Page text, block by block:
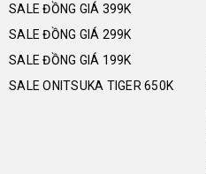
SALE ĐỒNG GIÁ 399K
SALE ĐỒNG GIÁ 299K
SALE ĐỒNG GIÁ 199K
SALE ONITSUKA TIGER 650K